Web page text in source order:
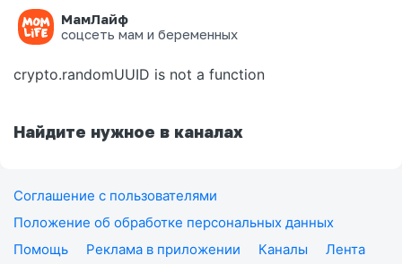
МамЛайф
соцсеть мам и беременных
Ошибка на странице
crypto.randomUUID is not a function
Найдите нужное в каналах
Соглашение с пользователями
Положение об обработке персональных данных
Помощь
Реклама в приложении Каналы
Лента